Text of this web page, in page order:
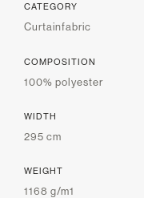
CATEGORY
Curtainfabric
COMPOSITION
100% polyester
WIDTH
295 cm
WEIGHT
1168 g/m1